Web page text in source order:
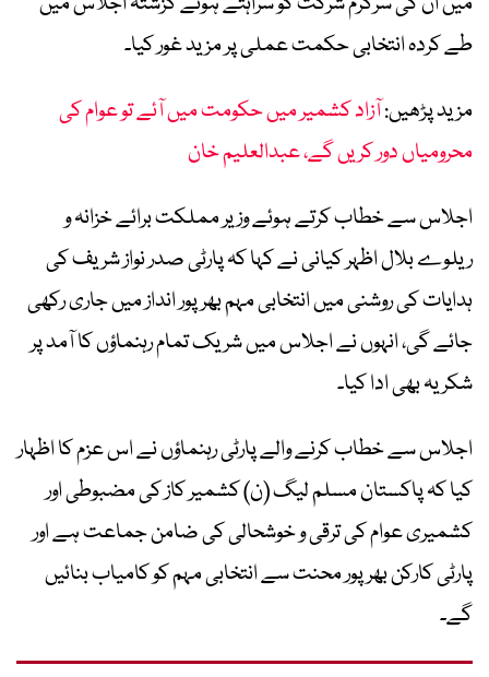
طے کردہ انتخابی حکمت عملی پر مزید غور کیا۔
مزید پڑھیں:آزاد کشمیر میں حکومت میں آئے تو عوام کی
محرومیاں دور کریں گے، عبدالعلیم خان
اجلاس سے خطاب کرتے ہوئے وزیر مملکت برائے خزانہ و
ریلوے بلال اظہر کیانی نے کہا کہ پارٹی صدر نواز شریف کی
ہدایات کی روشنی میں انتخابی مہم بھرپور انداز میں جاری رکھی
جائے گی، انہوں نے اجلاس میں شریک تمام رہنماؤں کا آمد پر
شکریہ بھی ادا کیا۔
اجلاس سے خطاب کرنے والے پارٹی رہنماؤں نے اس عزم کا اظہار
کیا کہ پاکستان مسلم لیگ (ن) کشمیر کاز کی مضبوطی اور
کشمیری عوام کی ترقی و خوشحالی کی ضامن جماعت ہے اور
پارٹی کارکن بھرپور محنت سے انتخابی مہم کو کامیاب بنائیں
گے۔